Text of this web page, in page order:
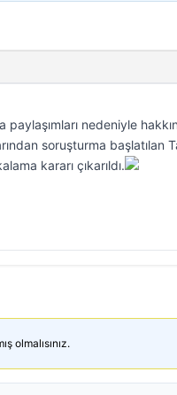
paylaşımları nedeniyle
soruşturma başlatılan
kararı çıkarıldı.
olmalısınız.